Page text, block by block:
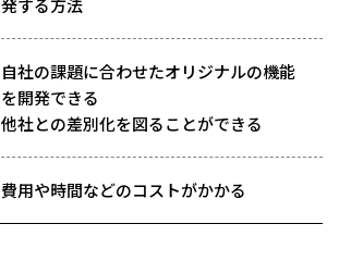
発する方法
自社の課題に合わせたオリジナルの機能
を開発できる
他社との差別化を図ることができる
費用や時間などのコストがかかる